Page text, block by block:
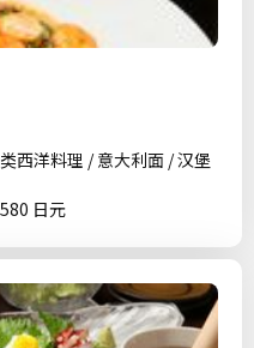
西洋料理 / 意大利面 / 汉堡
日元